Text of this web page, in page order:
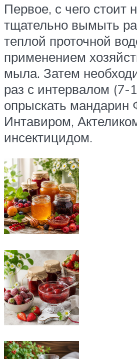
Первое, с чего стоит
тщательно вымыть
теплой проточной
применением
мыла. Затем
раз с интервалом (7-
опрыскать мандарин
Интавиром,
инсектицидом.